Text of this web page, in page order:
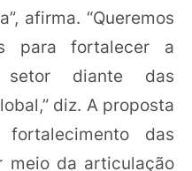
afirma. “Queremos
para fortalecer a
setor diante das
diz. A proposta
das
meio da articulação